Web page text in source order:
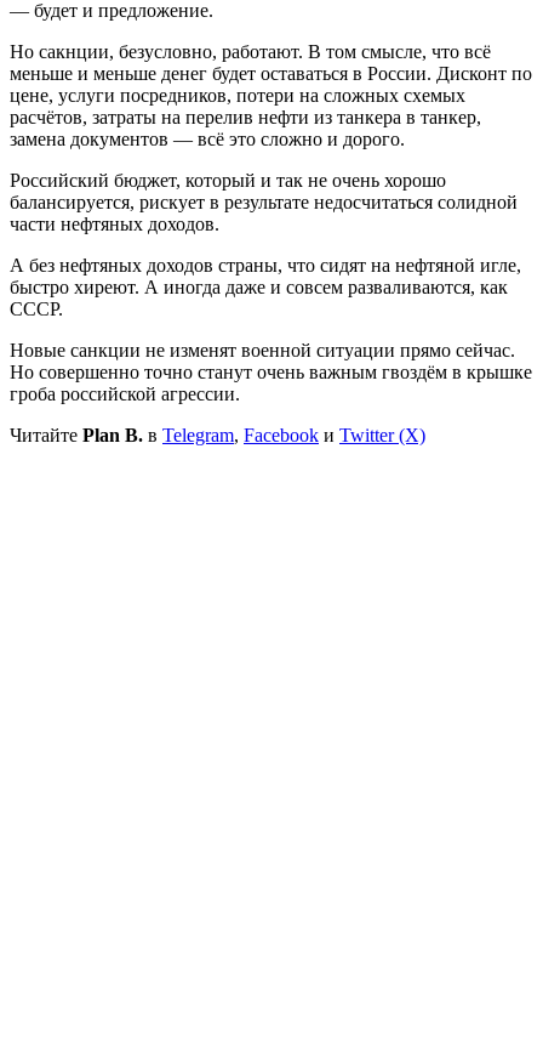
— будет и предложение.
Но сакнции, безусловно, работают. В том смысле, что всё
меньше и меньше денег будет оставаться в России. Дисконт по
цене, услуги посредников, потери на сложных схемых
расчётов, затраты на перелив нефти из танкера в танкер,
замена документов — всё это сложно и дорого.
Российский бюджет, который и так не очень хорошо
балансируется, рискует в результате недосчитаться солидной
части нефтяных доходов.
А без нефтяных доходов страны, что сидят на нефтяной игле,
быстро хиреют. А иногда даже и совсем разваливаются, как
СССР.
Новые санкции не изменят военной ситуации прямо сейчас.
Но совершенно точно станут очень важным гвоздём в крышке
гроба российской агрессии.
Читайте Plan B. в Telegram, Facebook и Twitter (X)